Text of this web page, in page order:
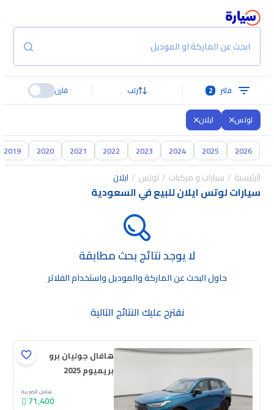
ابحث عن الماركة او الموديل
فلتر 2 رتب قارن
لوتس ايلان
2026
2025
2024
2023
2022
2021
2020
2019
الرئيسية سيارات و مركبات لوتس ايلان
سيارات لوتس ايلان للبيع في السعودية
لا يوجد نتائج بحث مطابقة
حاول البحث عن الماركة والموديل واستخدام الفلاتر
نقترح عليك النتائج التالية
هافال جوليان برو
بريميوم 2025
شامل الضريبة
71,400